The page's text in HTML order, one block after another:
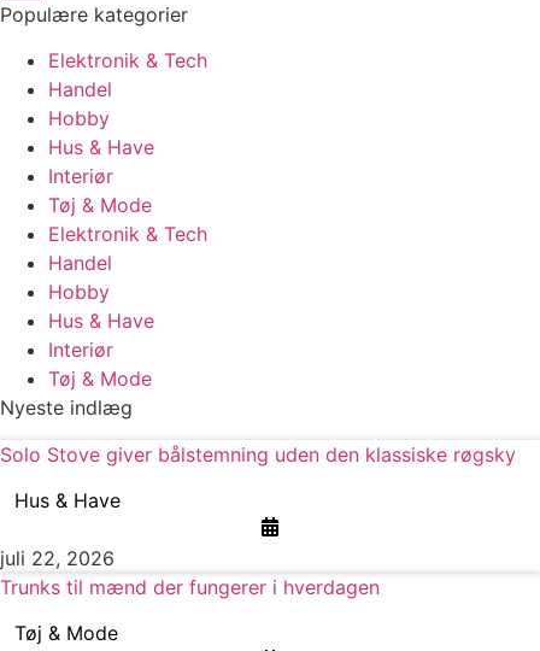
Populære kategorier
Elektronik & Tech
Handel
Hobby
Hus & Have
Interiør
Tøj & Mode
Elektronik & Tech
Handel
Hobby
Hus & Have
Interiør
Tøj & Mode
Nyeste indlæg
Solo Stove giver bålstemning uden den klassiske røgsky
Hus & Have
juli 22, 2026
Trunks til mænd der fungerer i hverdagen
Tøj & Mode